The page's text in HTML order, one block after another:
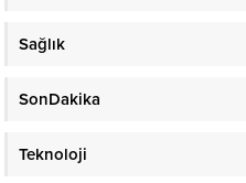
Sağlık
SonDakika
Teknoloji